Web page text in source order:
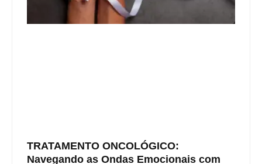
TRATAMENTO ONCOLÓGICO:
Navegando as Ondas Emocionais com